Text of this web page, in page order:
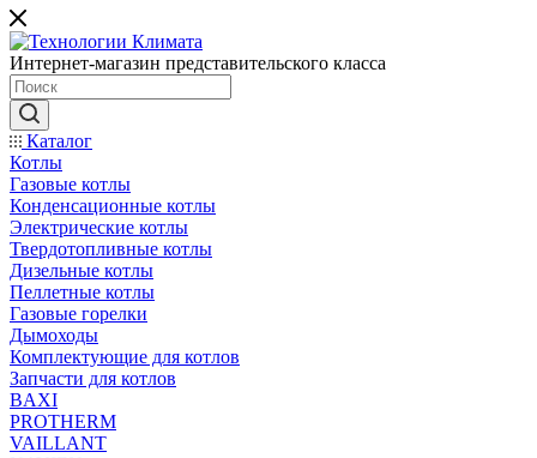
Интернет-магазин представительского класса
Каталог
Котлы
Газовые котлы
Конденсационные котлы
Электрические котлы
Твердотопливные котлы
Дизельные котлы
Пеллетные котлы
Газовые горелки
Дымоходы
Комплектующие для котлов
Запчасти для котлов
BAXI
PROTHERM
VAILLANT